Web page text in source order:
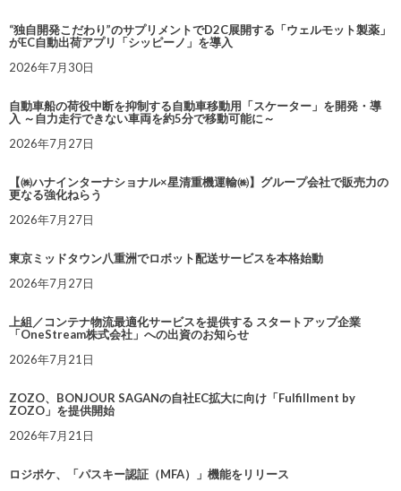
“独自開発こだわり”のサプリメントでD2C展開する「ウェルモット製薬」
がEC自動出荷アプリ「シッピーノ」を導入
2026年7月30日
自動車船の荷役中断を抑制する自動車移動用「スケーター」を開発・導
入 ～自力走行できない車両を約5分で移動可能に～
2026年7月27日
【㈱ハナインターナショナル×星清重機運輸㈱】グループ会社で販売力の
更なる強化ねらう
2026年7月27日
東京ミッドタウン八重洲でロボット配送サービスを本格始動
2026年7月27日
上組／コンテナ物流最適化サービスを提供する スタートアップ企業
「OneStream株式会社」への出資のお知らせ
2026年7月21日
ZOZO、BONJOUR SAGANの自社EC拡大に向け「Fulfillment by
ZOZO」を提供開始
2026年7月21日
ロジポケ、「パスキー認証（MFA）」機能をリリース